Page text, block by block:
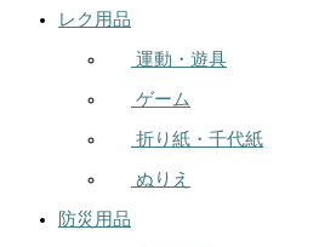
レク用品
運動・遊具
ゲーム
折り紙・千代紙
ぬりえ
防災用品